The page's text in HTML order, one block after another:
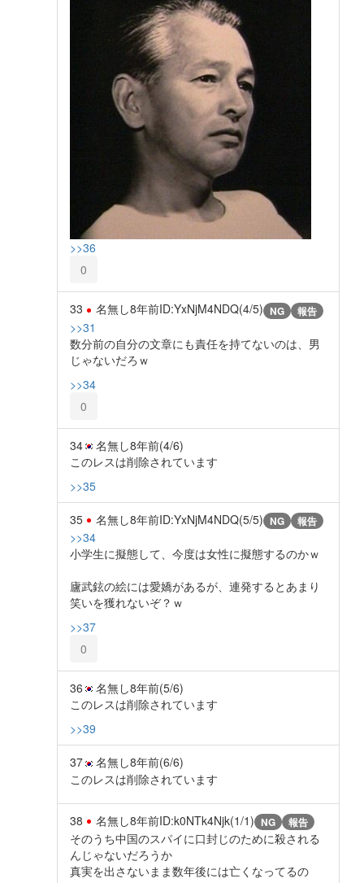
>>36
0
33 名無し8年前ID:YxNjM4NDQ(4/5) NG 報告
>>31
数分前の自分の文章にも責任を持てないのは、男
じゃないだろｗ
>>34
0
34 名無し8年前(4/6)
このレスは削除されています
>>35
35 名無し8年前ID:YxNjM4NDQ(5/5) NG 報告
>>34
小学生に擬態して、今度は女性に擬態するのかｗ
廬武鉉の絵には愛嬌があるが、連発するとあまり
笑いを獲れないぞ？ｗ
>>37
0
36 名無し8年前(5/6)
このレスは削除されています
>>39
37 名無し8年前(6/6)
このレスは削除されています
38 名無し8年前ID:k0NTk4Njk(1/1) NG 報告
そのうち中国のスパイに口封じのために殺される
んじゃないだろうか
真実を出さないまま数年後には亡くなってるの